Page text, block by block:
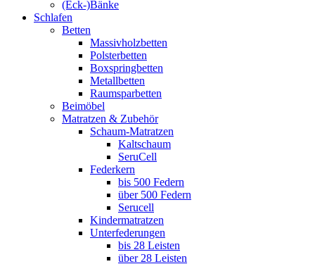
(Eck-)Bänke
Schlafen
Betten
Massivholzbetten
Polsterbetten
Boxspringbetten
Metallbetten
Raumsparbetten
Beimöbel
Matratzen & Zubehör
Schaum-Matratzen
Kaltschaum
SeruCell
Federkern
bis 500 Federn
über 500 Federn
Serucell
Kindermatratzen
Unterfederungen
bis 28 Leisten
über 28 Leisten